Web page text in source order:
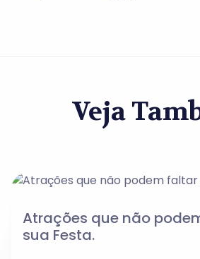
Veja
Atrações que não
sua Festa.